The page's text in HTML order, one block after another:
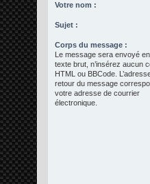
Votre nom :
Sujet :
Corps du message :
Le message sera envoyé en
texte brut, n’insérez aucun
HTML ou BBCode.
retour du message
votre adresse de courrier
électronique.